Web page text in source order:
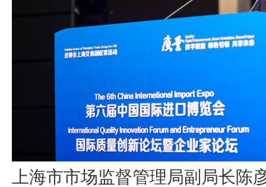
上海市市场监督管理局副局长陈